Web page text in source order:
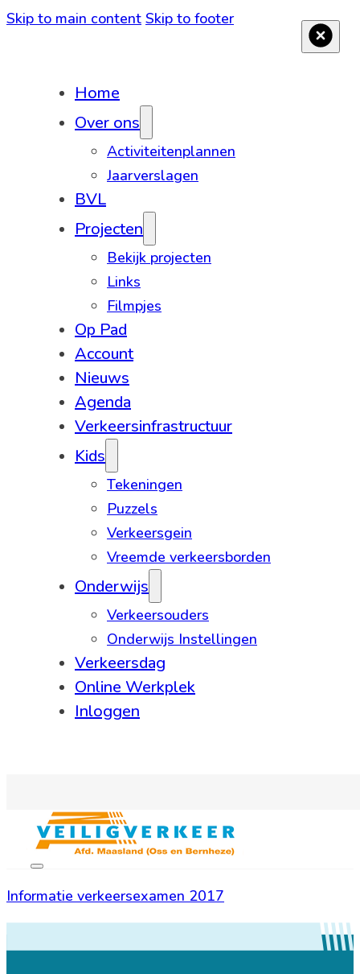
Skip to main content Skip to footer
Home
Over ons
Activiteitenplannen
Jaarverslagen
BVL
Projecten
Bekijk projecten
Links
Filmpjes
Op Pad
Account
Nieuws
Agenda
Verkeersinfrastructuur
Kids
Tekeningen
Puzzels
Verkeersgein
Vreemde verkeersborden
Onderwijs
Verkeersouders
Onderwijs Instellingen
Verkeersdag
Online Werkplek
Inloggen
Informatie verkeersexamen 2017